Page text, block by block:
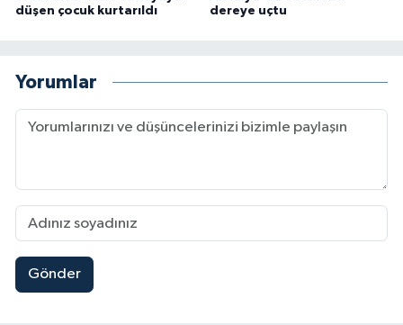
düşen çocuk kurtarıldı
dereye uçtu
Yorumlar
Gönder